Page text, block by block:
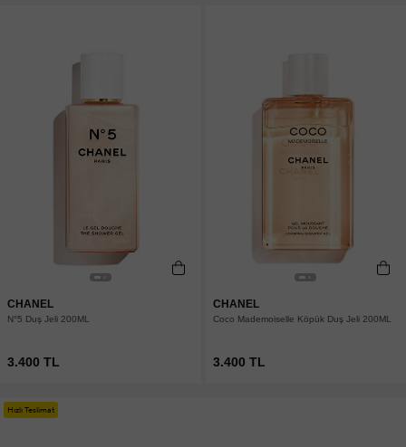
CHANEL
N°5 Duş Jeli 200ML
3.400 TL
CHANEL
Coco Mademoiselle Köpük Duş Jeli 200ML
3.400 TL
Hızlı Teslimat